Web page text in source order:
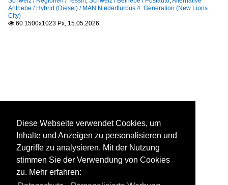
Antriebe / Hybrid (Diesel) / MAN Niederflurbus 4. Generation (New Lions
City)
 60 1500x1023 Px, 15.05.2026
Diese Webseite verwendet Cookies, um
Inhalte und Anzeigen zu personalisieren und
Zugriffe zu analysieren. Mit der Nutzung
stimmen Sie der Verwendung von Cookies
zu. Mehr erfahren: